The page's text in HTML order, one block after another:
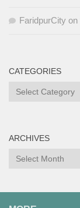
FaridpurCity on
CATEGORIES
Categories
ARCHIVES
Archives